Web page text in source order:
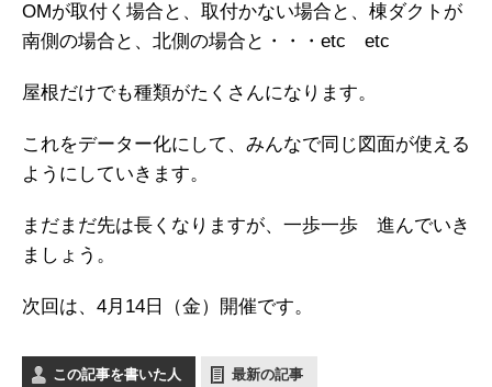
OMが取付く場合と、取付かない場合と、棟ダクトが
南側の場合と、北側の場合と・・・etc etc
屋根だけでも種類がたくさんになります。
これをデーター化にして、みんなで同じ図面が使える
ようにしていきます。
まだまだ先は長くなりますが、一歩一歩 進んでいき
ましょう。
次回は、4月14日（金）開催です。
この記事を書いた人 最新の記事